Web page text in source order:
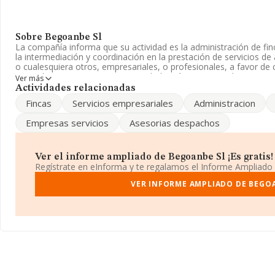
Sobre Begoanbe Sl
La compañía informa que su actividad es la administración de
la intermediación y coordinación en la prestación de servicios
o cualesquiera otros, empresariales, o profesionales, a favor de
particulares y empresas. La sociedad está inscrita en el Registro
Su CNAE corresponde a 6910 con código 'Actividades jurídicas'.
sector.
la empresa, se destaca que: en 2025, en la clasificación del
puestos más abajo y su posición actual es 3.556 (el año anterior
mejor posicionadas las siguientes empresas del sector:C.R.A.
; sin embargo, el ranking coloca la
Abogados SlneyUrbem Urbanistas y Abogados SLP. En el
ranking:Anlose S.LyAutoneumatico Josmar S.L, sin
Ver más
Actividades relacionadas
Fincas Servicios empresariales Administracion
Empresas servicios
Asesorias despachos
Ver el informe ampliado de Begoanbe Sl ¡Es gratis!
Regístrate en eInforma y te regalamos el Informe Ampliado
VER INFORME AMPLIADO DE